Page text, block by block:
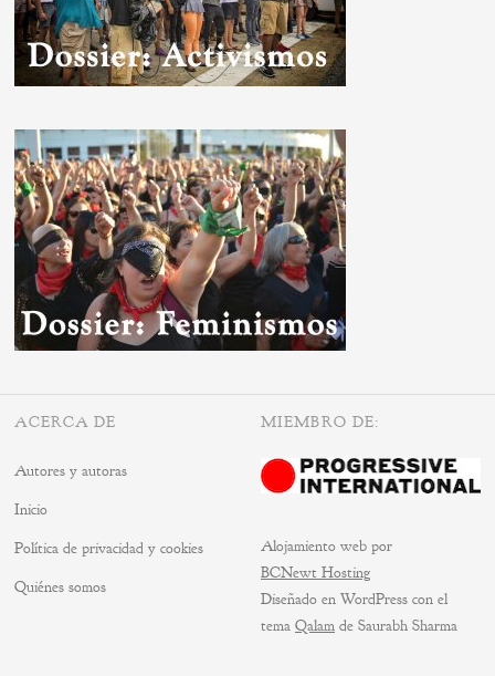
ACERCA DE
Autores y autoras
Inicio
Política de privacidad y cookies
Quiénes somos
MIEMBRO DE:
Alojamiento web por
BCNewt Hosting
Diseñado en WordPress con el
tema Qalamde Saurabh Sharma